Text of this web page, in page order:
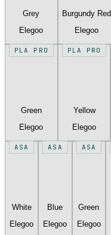
Grey
Elegoo
Burgundy Red
Elegoo
PLA PRO
Green
Elegoo
PLA PRO
Yellow
Elegoo
ASA
White
Elegoo
ASA
Blue
Elegoo
ASA
Green
Elegoo